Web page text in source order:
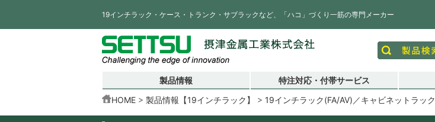
19インチラック・ケース・トランク・サブラックなど、「ハコ」づくり一筋の専門メーカー
製品情報 特注対応・付帯サービス
HOME 製品情報【19インチラック】 19インチラック(FA/AV)／キャビネットラック